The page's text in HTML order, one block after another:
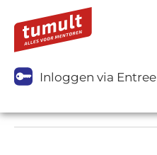
Inloggen via Entree